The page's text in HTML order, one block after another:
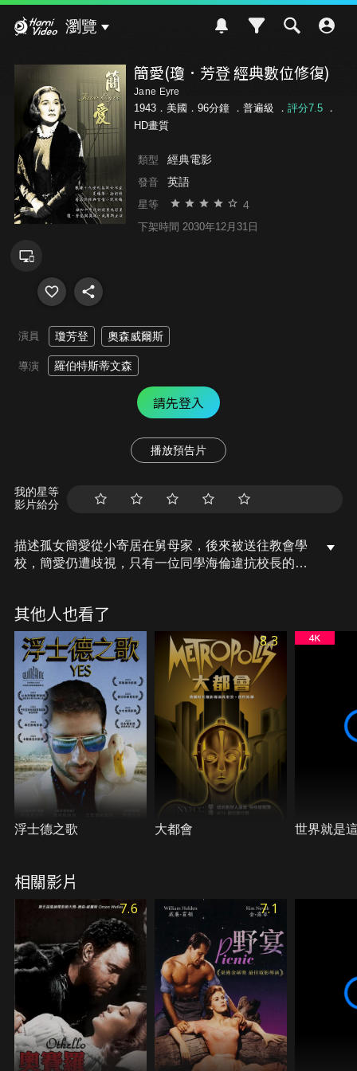
瀏覽
簡愛(瓊．芳登 經典數位修復)
Jane Eyre
1943．美國．96分鐘 ． 普遍級 ． 評分7.5．
HD畫質
類型 經典電影
發音 英語
星等 4
下架時間 2030年12月31日
演員 瓊芳登 奧森威爾斯
導演 羅伯特斯蒂文森
請先登入
播放預告片
我的星等
影片給分
描述孤女簡愛從小寄居在舅母家，後來被送往教會學
校，簡愛仍遭歧視，只有一位同學海倫違抗校長的命
當家庭教師，而堡主愛德華先生卻是位憂鬱且脾氣詭
異的人，簡愛仍為其深情所動付出真情，直到婚前一
刻，城堡中的秘密卻打斷了兩人的幸福，簡愛因此離
開城堡，但仍時時傳來愛德華的呼喚當重返桑菲爾德
時，城堡已被焚毀，只剩斷壁殘骸及雙目失明的愛德
華，而簡愛會做出什麼抉擇呢?
其他人也看了
浮士德之歌
8.3
大都會 世界就是
相關影片
7.6 7.1